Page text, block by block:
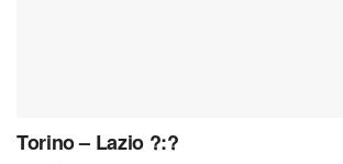
Torino – Lazio ?:?